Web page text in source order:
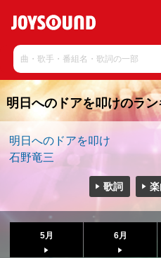
明日へのドアを叩けのラ
明日へのドアを叩け
石野竜三
歌詞
5月 6月